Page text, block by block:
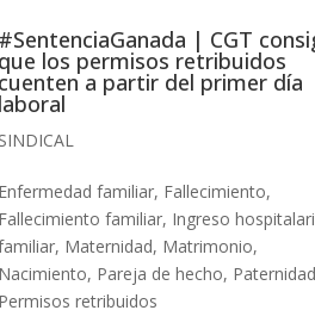
#SentenciaGanada | CGT
que los permisos retribuidos
cuenten a partir del primer día
laboral
SINDICAL
Enfermedad familiar, Fallecimiento,
Fallecimiento familiar, Ingreso
, Maternidad, Matrimonio,
Nacimiento, Pareja de hecho, Paternidad
Permisos retribuidos